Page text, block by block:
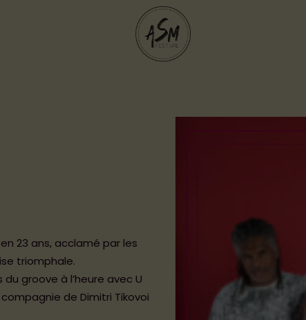
en 23 ans, acclamé par les
triomphale.
du groove à l’heure avec U
compagnie de Dimitri Tikovoi